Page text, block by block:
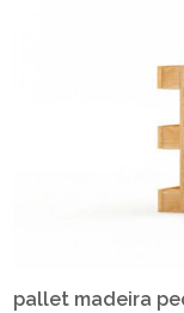
pallet madeira